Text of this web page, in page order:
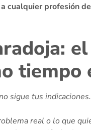
cualquier profesión
tiempo
sigue tus
real o lo que